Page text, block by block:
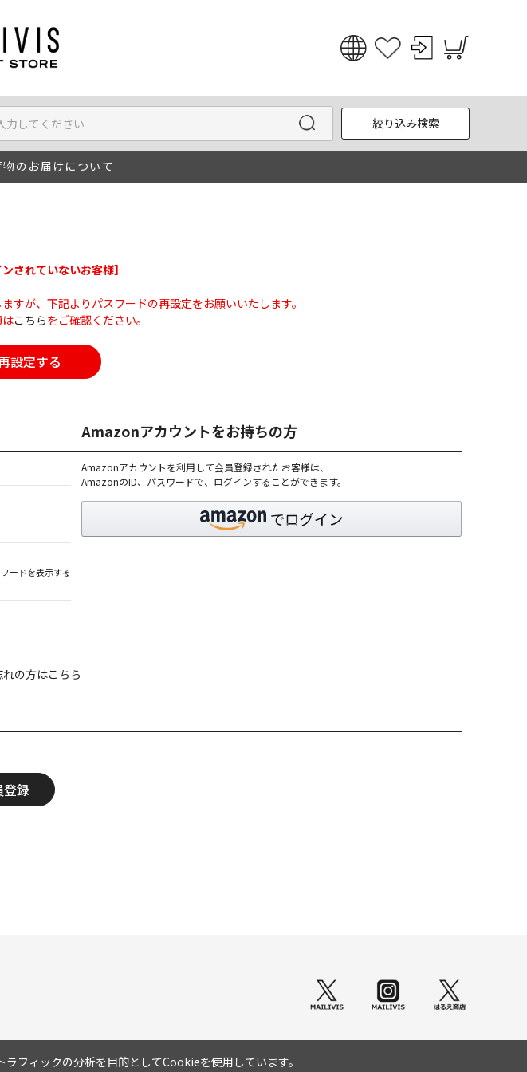
English
한국어
絞り込み検索
のお届けについて
されていないお客様】
すが、下記よりパスワードの再設定をお願いいたします。
こちらをご確認ください。
設定する
ードを表示する
の方はこちら
Amazonアカウントをお持ちの方
Amazonアカウントを利用して会員登録されたお客様は、
AmazonのID、パスワードで、ログインすることができます。
フィックの分析を目的としてCookieを使用しています。